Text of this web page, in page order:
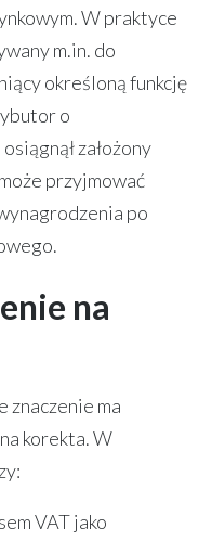
W praktyce
m.in. do
określoną funkcję
o
założony
przyjmować
po
na
znaczenie ma
korekta. W
VAT jako